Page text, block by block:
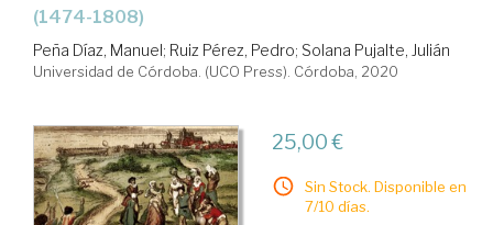
(1474-1808)
Peña Díaz, Manuel; Ruiz Pérez, Pedro; Solana Pujalte, Julián
Universidad de Córdoba. (UCO Press). Córdoba, 2020
25,00 €
Sin Stock. Disponible en
7/10 días.